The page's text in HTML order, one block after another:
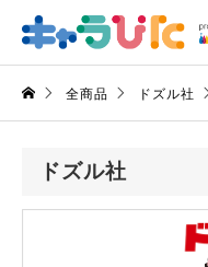
全商品 ドズル社
ドズル社